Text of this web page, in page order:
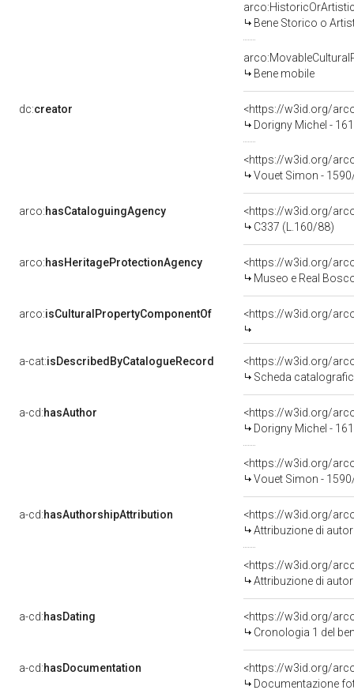
Bene Storico o
Bene mobile
dc:creator
<https://w3id.org/
Dorigny Michel -
<https://w3id.org/
Vouet Simon -
arco:hasCataloguingAgency
<https://w3id.org/
C337 (L.160/88)
arco:hasHeritageProtectionAgency
<https://w3id.org/
Museo e Real
arco:isCulturalPropertyComponentOf <https://w3id.org/
a-cat:isDescribedByCatalogueRecord
<https://w3id.org/
Scheda
a-cd:hasAuthor
<https://w3id.org/
Dorigny Michel -
<https://w3id.org/
Vouet Simon -
a-cd:hasAuthorshipAttribution
<https://w3id.org/
Attribuzione di
<https://w3id.org/
Attribuzione di
a-cd:hasDating
<https://w3id.org/
Cronologia 1 del
a-cd:hasDocumentation
Documentazione